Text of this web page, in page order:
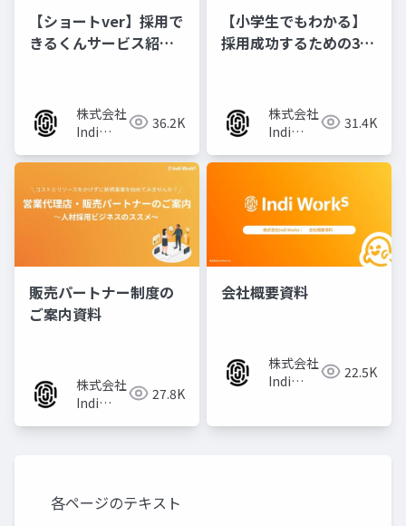
【ショートver】採用で
きるくんサービス紹介
株式会社
Indi
36.2K
【小学生でもわかる】
採用成功するための3つ
株式会社
Indi
31.4K
販売パートナー制度の
ご案内資料
株式会社
Indi
27.8K
会社概要資料
株式会社
Indi
22.5K
各ページのテキスト